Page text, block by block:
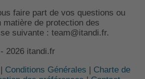
faire part de vos questions ou
matière de protection des
suivante : team@itandi.fr.
2026 itandi.fr
Conditions Générales
Charte de